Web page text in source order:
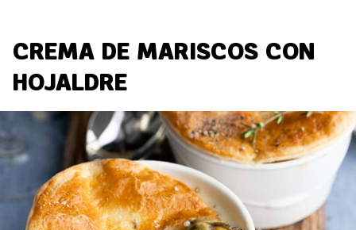
CREMA DE MARISCOS CON
HOJALDRE